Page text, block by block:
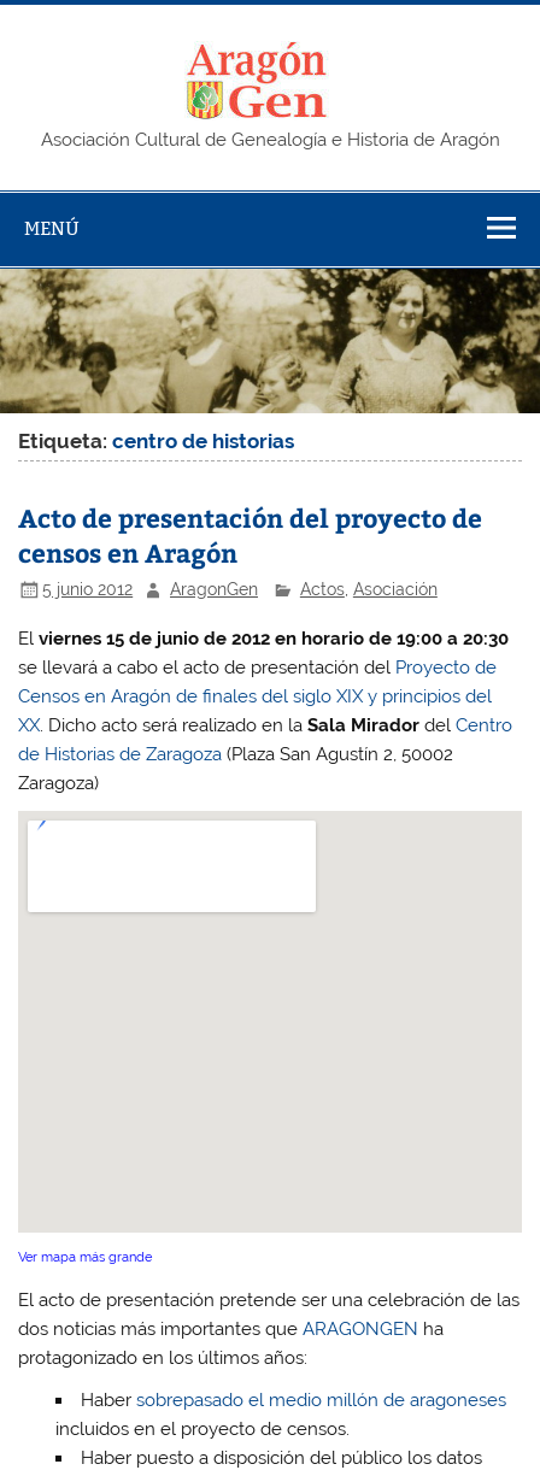
Saltar
Asociación Cultural de Genealogía e Historia de Aragón
MENÚ
Etiqueta:centro de historias
Acto de presentación del proyecto de
censos en Aragón
5 junio 2012 AragonGen Actos, Asociación
Elviernes 15 de junio de 2012 en horario de 19:00 a 20:30
se llevará a cabo el acto de presentación del Proyecto de
Censos en Aragón de finales del siglo XIX y principios del
XX. Dicho acto será realizado en la Sala Mirador delCentro
de Historias de Zaragoza (Plaza San Agustín 2, 50002
Zaragoza)
Ver mapa más grande
El acto de presentación pretende ser una celebración de las
dos noticias más importantes queARAGONGEN ha
protagonizado en los últimos años:
Haber sobrepasado el medio millón de aragoneses
incluidos en el proyecto de censos.
Haber puesto a disposición del público los datos